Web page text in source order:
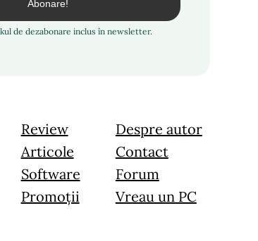
de dezabonare inclus în newsletter.
Review
Articole
Software
Promoții
Despre autor
Contact
Forum
Vreau un PC